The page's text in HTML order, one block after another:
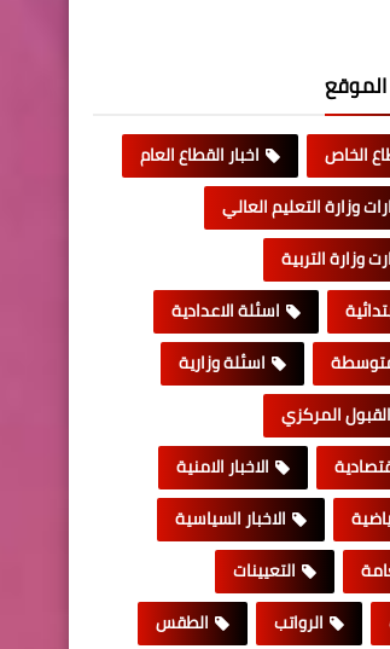
الخاص
اخبار القطاع العام
وزارة التعليم العالي
وزارة التربية
اسئلة الاعدادية
اسئلة وزارية
المركزي
الاخبار الامنية
الاخبار السياسية
التعيينات
الرواتب الطقس